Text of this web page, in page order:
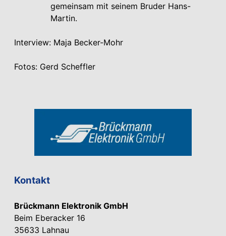
gemeinsam mit seinem Bruder Hans-
Martin.
Interview: Maja Becker-Mohr
Fotos: Gerd Scheffler
Kontakt
Brückmann Elektronik GmbH
Beim Eberacker 16
35633 Lahnau